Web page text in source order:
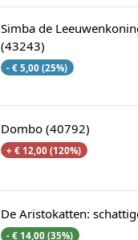
Simba de
(43243)
- € 5,00 (25%)
Dombo (40792)
+ € 12,00 (120%)
De Aristokatten:
- € 14,00 (35%)